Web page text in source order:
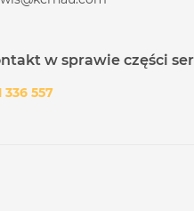
w sprawie części
336 557